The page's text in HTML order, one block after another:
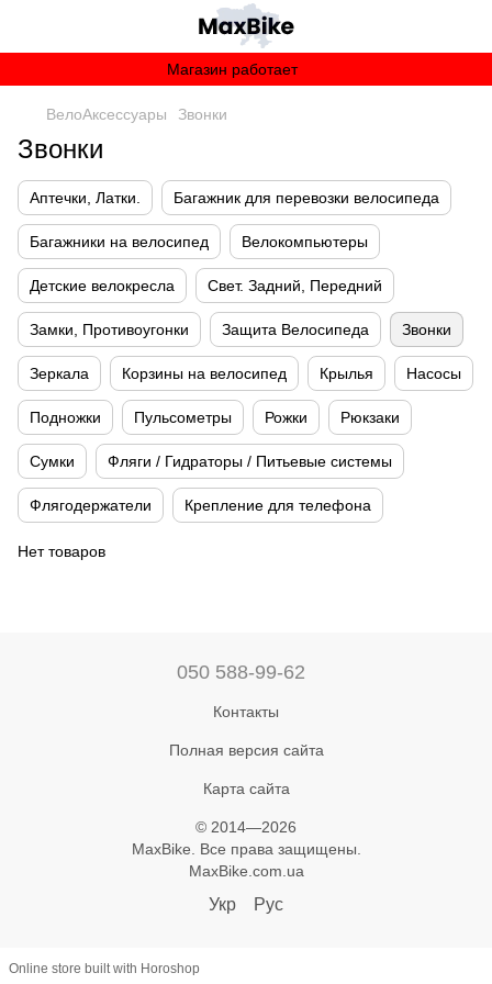
Магазин работает
ВелоАксессуары Звонки
Звонки
Аптечки, Латки. Багажник для перевозки велосипеда
Багажники на велосипед Велокомпьютеры
Детские велокресла Свет. Задний, Передний
Замки, Противоугонки Защита Велосипеда Звонки
Зеркала Корзины на велосипед Крылья Насосы
Подножки Пульсометры Рожки Рюкзаки
Сумки Фляги / Гидраторы / Питьевые системы
Флягодержатели Крепление для телефона
Нет товаров
050 588-99-62
Контакты
Полная версия сайта
Карта сайта
© 2014—2026
MaxBike. Все права защищены.
MaxBike.com.ua
Укр Рус
Online store built with Horoshop